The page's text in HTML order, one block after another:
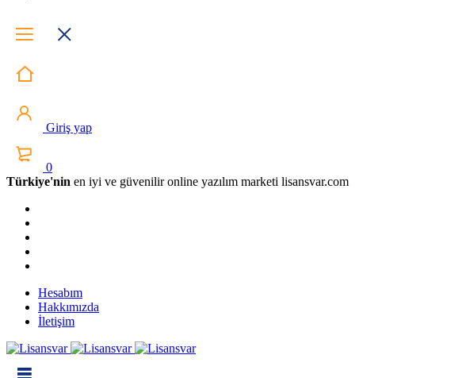
Giriş yap
0
Türkiye'nin en iyi ve güvenilir online yazılım marketi lisansvar.com
Hesabım
Hakkımızda
İletişim